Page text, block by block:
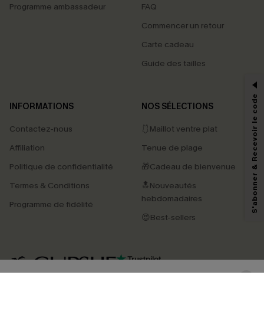
Programme ambassadeur
FAQ
Commencer un retour
Carte cadeau
Guide des tailles
INFORMATIONS
Contactez-nous
Affiliation
Politique de confidentialité
Termes & Conditions
Programme de fidélité
NOS SÉLECTIONS
🩱Maillot ventre plat
Tenue de plage
🎁Cadeau de bienvenue
🔝Nouveautés
hebdomadaires
😍Best-sellers
4.4
PROFITEZ DE -15%
marketing (y compris du contenu généré par l'IA) de Cupshe et
pouvons utiliser les données collectées sur notre site ainsi que des
savoir si ceux-ci ont été ouverts, de mesurer votre engagement, de
personnaliser nos contenus et nos offres, et de vous recommander des
produits susceptibles de vous intéresser, conformément à notre
Politique de
. Vous pouvez vous désabonner à tout moment.
S'abonner & Recevoir le code